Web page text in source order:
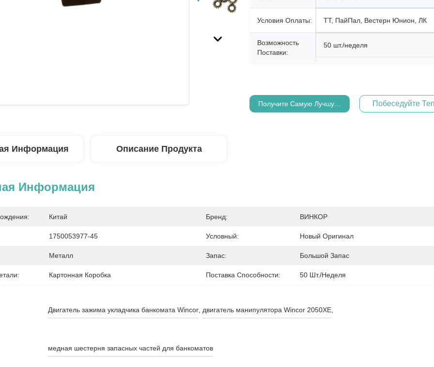
Условия Оплаты: ТТ, ПайПал, Вестерн Юнион, ЛК
Возможность
Поставки:
50 шт./неделя
Получите Самую Лучшую Цену Побеседуйте
Информация Описание Продукта
Информация
Китай Бренд: ВИНКОР
1750053977-45 Условный: Новый Оригинал
Металл Запас: Большой Запас
Картонная Коробка Поставка Способности: 50 Шт./неделя
Двигатель зажима укладчика банкомата Wincor, двигатель манипулятора Wincor 2050XE,
медная шестерня запасных частей для банкоматов